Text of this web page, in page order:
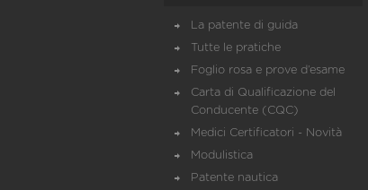
La patente di guida
Tutte le pratiche
Foglio rosa e prove d’esame
Carta di Qualificazione del
Conducente (CQC)
Medici Certificatori - Novità
Modulistica
Patente nautica